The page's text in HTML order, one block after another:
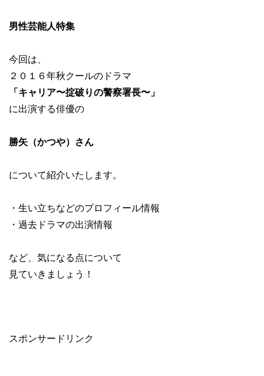
男性芸能人特集
今回は、
２０１６年秋クールのドラマ
「キャリア〜掟破りの警察署長〜」
に出演する俳優の
勝矢（かつや）さん
について紹介いたします。
・生い立ちなどのプロフィール情報
・過去ドラマの出演情報
など、気になる点について
見ていきましょう！
スポンサードリンク